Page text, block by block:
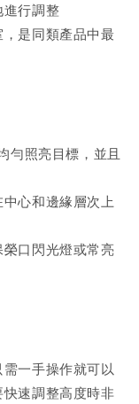
進行調整
是同類產品中最
勻照亮目標，並且
心和邊緣層次上
口閃光燈或常亮
一手操作就可以
速調整高度時非